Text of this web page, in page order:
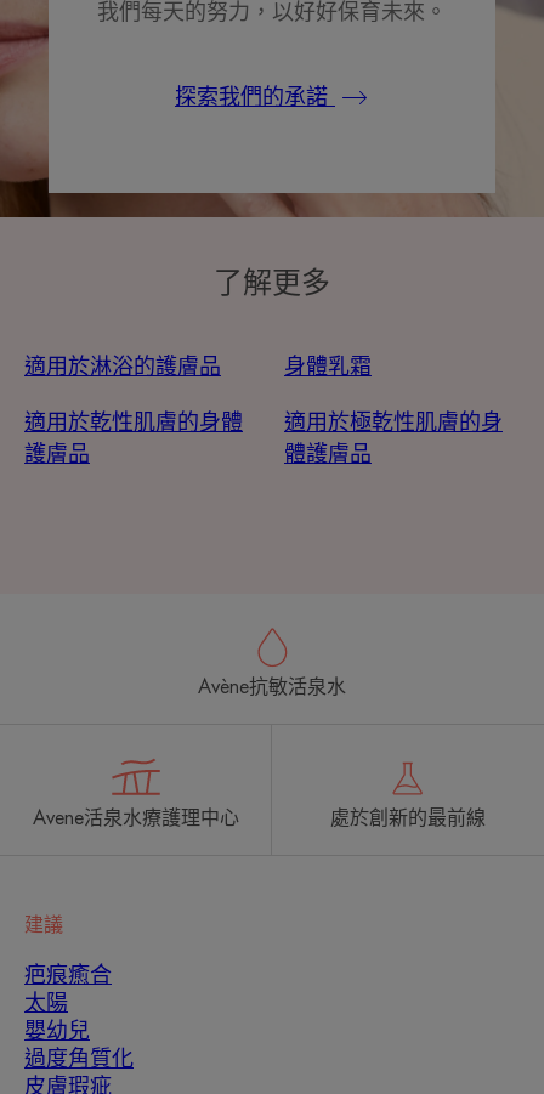
我們每天的努力，以好好保育未來。
探索我們的承諾
了解更多
適用於淋浴的護膚品 身體乳霜
適用於乾性肌膚的身體
護膚品
適用於極乾性肌膚的身
體護膚品
Avène抗敏活泉水
Avene活泉水療護理中心 處於創新的最前線
建議
疤痕癒合
太陽
嬰幼兒
過度角質化
皮膚瑕疵